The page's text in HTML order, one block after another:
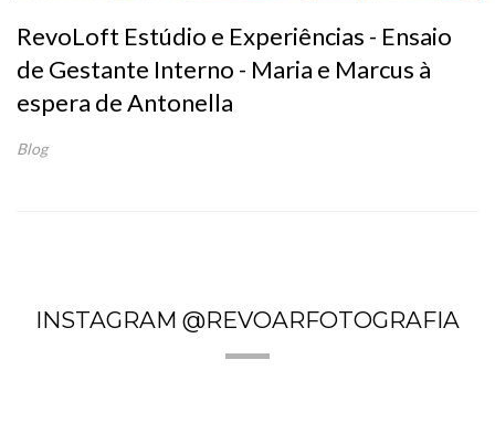
RevoLoft Estúdio e Experiências - Ensaio
de Gestante Interno - Maria e Marcus à
espera de Antonella
Blog
INSTAGRAM @REVOARFOTOGRAFIA